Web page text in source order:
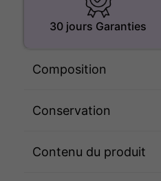
30 jours Garanties
Composition
Conservation
Contenu du produit